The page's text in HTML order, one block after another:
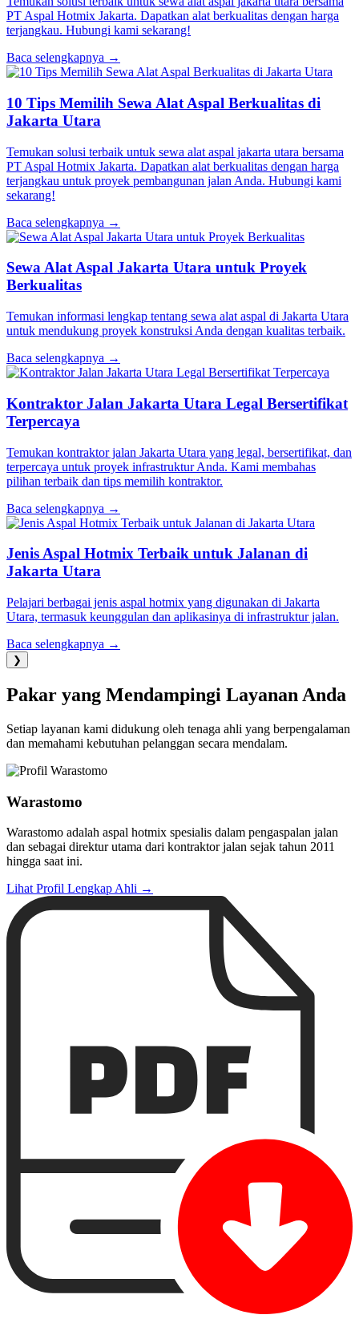
PT Aspal Hotmix Jakarta. Dapatkan alat berkualitas dengan harga
terjangkau. Hubungi kami sekarang!
Baca selengkapnya →
10 Tips Memilih Sewa Alat Aspal Berkualitas di
Jakarta Utara
Temukan solusi terbaik untuk sewa alat aspal jakarta utara bersama
PT Aspal Hotmix Jakarta. Dapatkan alat berkualitas dengan harga
terjangkau untuk proyek pembangunan jalan Anda. Hubungi kami
sekarang!
Baca selengkapnya →
Sewa Alat Aspal Jakarta Utara untuk Proyek
Berkualitas
Temukan informasi lengkap tentang sewa alat aspal di Jakarta Utara
untuk mendukung proyek konstruksi Anda dengan kualitas terbaik.
Baca selengkapnya →
Kontraktor Jalan Jakarta Utara Legal Bersertifikat
Terpercaya
Temukan kontraktor jalan Jakarta Utara yang legal, bersertifikat, dan
terpercaya untuk proyek infrastruktur Anda. Kami membahas
pilihan terbaik dan tips memilih kontraktor.
Baca selengkapnya →
Jenis Aspal Hotmix Terbaik untuk Jalanan di
Jakarta Utara
Pelajari berbagai jenis aspal hotmix yang digunakan di Jakarta
Utara, termasuk keunggulan dan aplikasinya di infrastruktur jalan.
Baca selengkapnya →
❯
Pakar yang Mendampingi Layanan Anda
Setiap layanan kami didukung oleh tenaga ahli yang berpengalaman
dan memahami kebutuhan pelanggan secara mendalam.
Warastomo
Warastomo adalah aspal hotmix spesialis dalam pengaspalan jalan
dan sebagai direktur utama dari kontraktor jalan sejak tahun 2011
hingga saat ini.
Lihat Profil Lengkap Ahli →